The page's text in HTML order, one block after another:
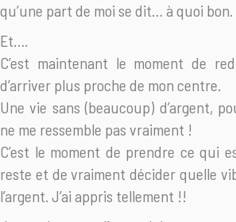
qu’une part de moi se dit… à quoi bon.
Et….
C’est maintenant le moment de
d’arriver plus proche de mon centre.
Une vie sans (beaucoup) d’argent,
ne me ressemble pas vraiment !
C’est le moment de prendre ce qui
reste et de vraiment décider quelle
l’argent. J’ai appris tellement !!